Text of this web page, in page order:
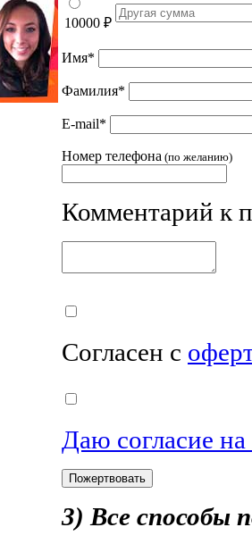
10000 ₽
Имя*
Фамилия*
E-mail*
Номер телефона (по желанию)
Комментарий к
Согласен с
Даю согласие
3) Все способы